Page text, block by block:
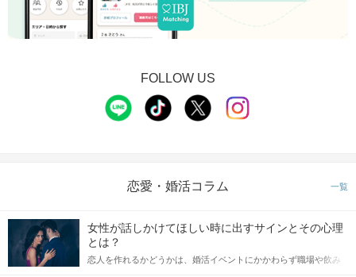
FOLLOW US
恋愛・婚活コラム 一覧
女性が話しかけてほしい時に出すサインとその心理
とは？
恋人を作れるかどうかは、婚活イベントにかかわらず職場や飲み